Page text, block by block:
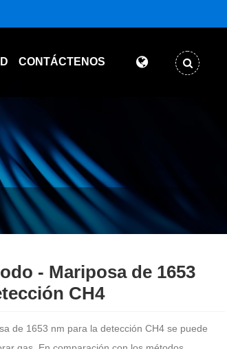
CONTÁCTENOS
- Mariposa de 1653
CH4
de 1653 nm para la detección CH4 se puede